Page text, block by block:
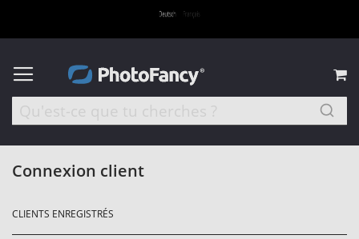
Connexion client
CLIENTS ENREGISTRÉS